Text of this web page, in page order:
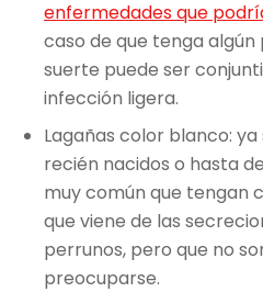
enfermedades que
caso de que tenga
suerte puede ser
infección ligera.
Lagañas color blanco:
recién nacidos o hasta de
muy común que tengan
que viene de las
perrunos, pero que no
preocuparse.